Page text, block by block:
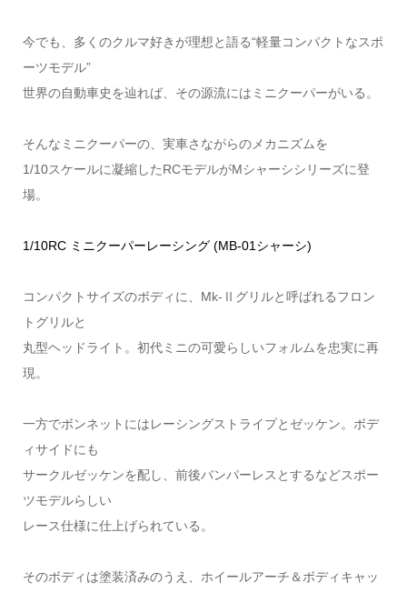
今でも、多くのクルマ好きが理想と語る“軽量コンパクトなスポ
ーツモデル”
世界の自動車史を辿れば、その源流にはミニクーパーがいる。
そんなミニクーパーの、実車さながらのメカニズムを
1/10スケールに凝縮したRCモデルがMシャーシシリーズに登
場。
1/10RC ミニクーパーレーシング (MB-01シャーシ)
コンパクトサイズのボディに、Mk-Ⅱグリルと呼ばれるフロン
トグリルと
丸型ヘッドライト。初代ミニの可愛らしいフォルムを忠実に再
現。
一方でボンネットにはレーシングストライプとゼッケン。ボデ
ィサイドにも
サークルゼッケンを配し、前後バンパーレスとするなどスポー
ツモデルらしい
レース仕様に仕上げられている。
そのボディは塗装済みのうえ、ホイールアーチ＆ボディキャッ